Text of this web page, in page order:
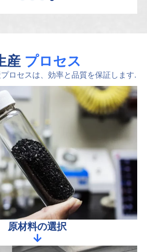
産 プロセス
ロセスは、効率と品質を保証します.
原材料の選択